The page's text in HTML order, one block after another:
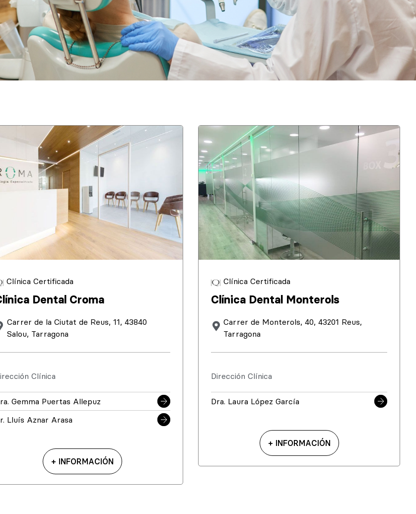
Clínica Certificada
Dental Croma
Carrer de la Ciutat de Reus, 11, 43840
Salou, Tarragona
Clínica
Gemma Puertas Allepuz
Lluís Aznar Arasa
+ INFORMACIÓN
Clínica Certificada
Clínica Dental Monterols
Carrer de Monterols, 40, 43201 Reus,
Tarragona
Dirección Clínica
Dra. Laura López García
+ INFORMACIÓN